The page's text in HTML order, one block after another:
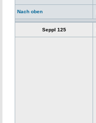
Nach oben
Seppl 125